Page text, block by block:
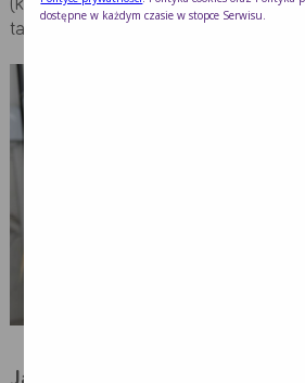
(koordynacja poszczególnych etapów
także udzielanie informacji pacjentowi
dostępne w każdym czasie w stopce Serwisu.